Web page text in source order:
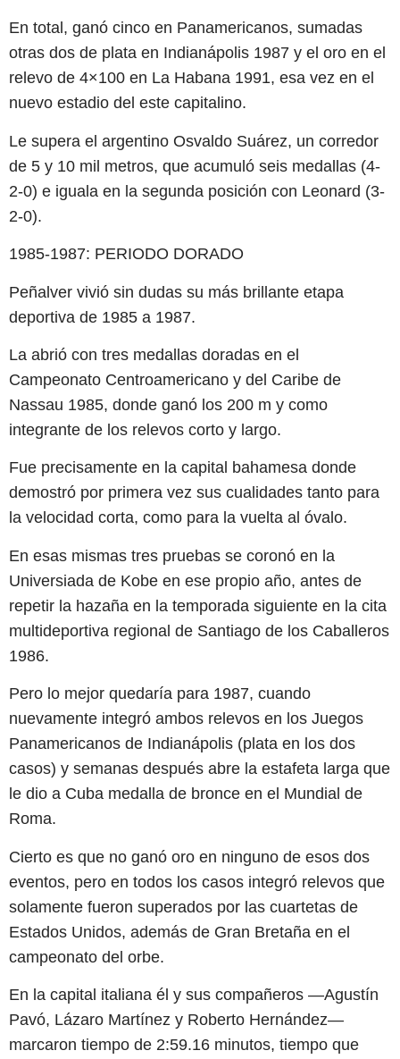
En total, ganó cinco en Panamericanos, sumadas
otras dos de plata en Indianápolis 1987 y el oro en el
relevo de 4×100 en La Habana 1991, esa vez en el
nuevo estadio del este capitalino.
Le supera el argentino Osvaldo Suárez, un corredor
de 5 y 10 mil metros, que acumuló seis medallas (4-
2-0) e iguala en la segunda posición con Leonard (3-
2-0).
1985-1987: PERIODO DORADO
Peñalver vivió sin dudas su más brillante etapa
deportiva de 1985 a 1987.
La abrió con tres medallas doradas en el
Campeonato Centroamericano y del Caribe de
Nassau 1985, donde ganó los 200 m y como
integrante de los relevos corto y largo.
Fue precisamente en la capital bahamesa donde
demostró por primera vez sus cualidades tanto para
la velocidad corta, como para la vuelta al óvalo.
En esas mismas tres pruebas se coronó en la
Universiada de Kobe en ese propio año, antes de
repetir la hazaña en la temporada siguiente en la cita
multideportiva regional de Santiago de los Caballeros
1986.
Pero lo mejor quedaría para 1987, cuando
nuevamente integró ambos relevos en los Juegos
Panamericanos de Indianápolis (plata en los dos
casos) y semanas después abre la estafeta larga que
le dio a Cuba medalla de bronce en el Mundial de
Roma.
Cierto es que no ganó oro en ninguno de esos dos
eventos, pero en todos los casos integró relevos que
solamente fueron superados por las cuartetas de
Estados Unidos, además de Gran Bretaña en el
campeonato del orbe.
En la capital italiana él y sus compañeros —Agustín
Pavó, Lázaro Martínez y Roberto Hernández—
marcaron tiempo de 2:59.16 minutos, tiempo que